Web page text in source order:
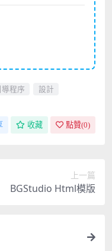
導程序
設計
收藏 點贊(0)
上一篇
BGStudio Html模版